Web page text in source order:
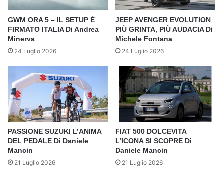
GWM ORA 5 – IL SETUP È
FIRMATO ITALIA Di Andrea
Minerva
24 Luglio 2026
JEEP AVENGER EVOLUTION
PIÙ GRINTA, PIÙ AUDACIA Di
Michele Fontana
24 Luglio 2026
PASSIONE SUZUKI L’ANIMA
DEL PEDALE Di Daniele
Mancin
21 Luglio 2026
FIAT 500 DOLCEVITA
L’ICONA SI SCOPRE Di
Daniele Mancin
21 Luglio 2026